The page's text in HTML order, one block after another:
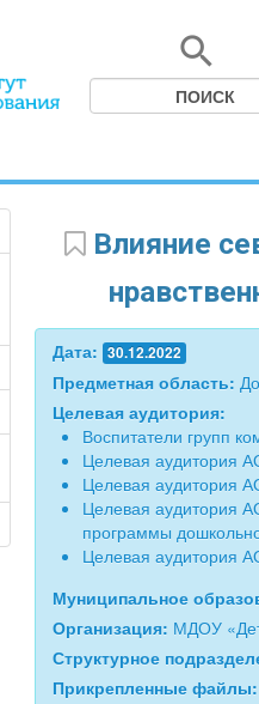
Влияние
Дата: 30.12.2022
Предметная область:
Целевая аудитория:
Воспитатели групп
Целевая аудитория
Целевая аудитория
Целевая аудитория
программы
Целевая аудитория
Муниципальное
Организация: МДОУ
Структурное
Прикрепленные